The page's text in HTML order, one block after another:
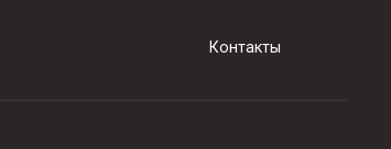
Контакты